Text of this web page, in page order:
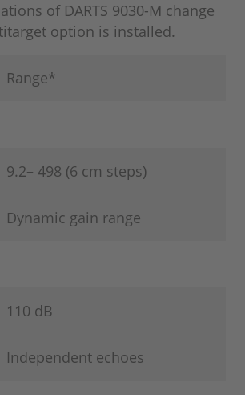
of DARTS 9030-M change
option is installed.
Range*
9.2– 498 (6 cm steps)
Dynamic gain range
110 dB
Independent echoes